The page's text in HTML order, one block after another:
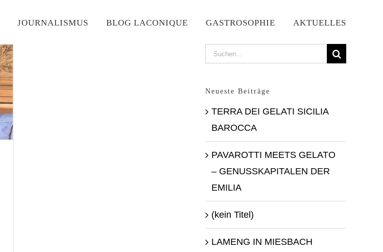
JOURNALISMUS BLOG LACONIQUE GASTROSOPHIE AKTUELLES
Suche
Neueste Beiträge
TERRA DEI GELATI SICILIA
BAROCCA
PAVAROTTI MEETS GELATO
– GENUSSKAPITALEN DER
EMILIA
(kein Titel)
LAMENG IN MIESBACH